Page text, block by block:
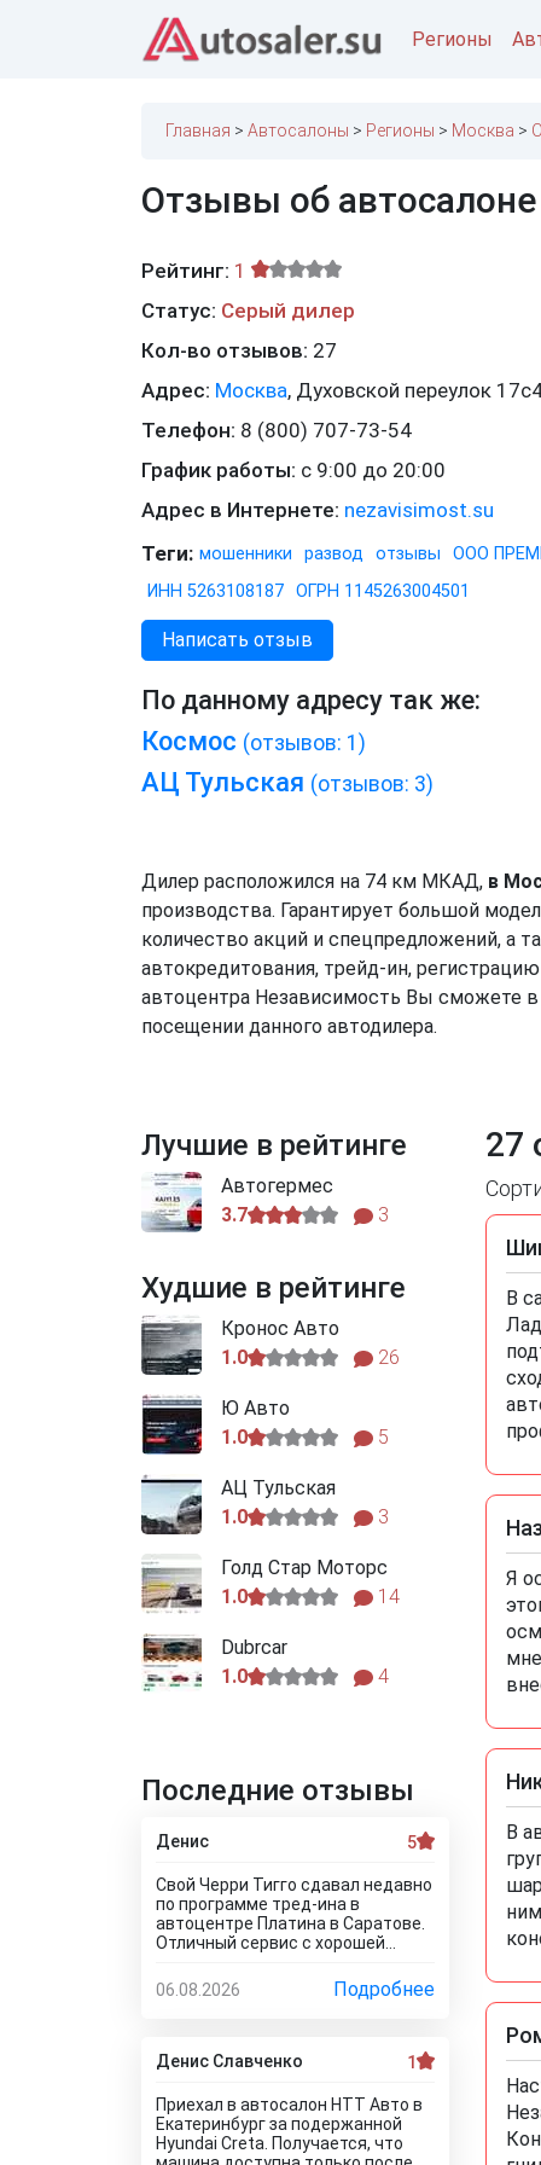
Регионы
Главная Автосалоны Регионы Москва
Отзывы об
Рейтинг: 1
Статус: Серый дилер
Кол-во отзывов: 27
Адрес: Москва, Духовской переулок
Телефон: 8 (800) 707-73-54
График работы: с 9:00 до 20:00
Адрес в Интернете: nezavisimost.su
Теги: мошенники развод отзывы
ООО
ИНН 5263108187 ОГРН 1145263004501
Написать отзыв
По данному адресу так же:
Космос (отзывов: 1)
АЦ Тульская (отзывов: 3)
Дилер расположился на 74 км МКАД, в
производства. Гарантирует большой
количество акций и спецпредложений, а
автокредитования, трейд-ин,
автоцентра Независимость Вы сможете
посещении данного автодилера.
27
В
Я
В
Лучшие в рейтинге
Автогермес
3.7
3
Худшие в рейтинге
Кронос Авто
1.0
26
Ю Авто
1.0
5
АЦ Тульская
1.0
3
Голд Стар Моторс
1.0
14
Dubrcar
1.0
4
Последние отзывы
Денис 5
Свой Черри Тигго сдавал недавно
по программе тред-ина в
автоцентре Платина в Саратове.
Отличный сервис с хорошей
тут специально никто цены не
занижает, все честно и
мне сразу предложили
салоне. Для клиента это важно,
самому возиться не надо.
Сделали все быстро и поставили
нормальную цену. Теперь буду
06.08.2026 Подробнее
Денис Славченко 1
Приехал в автосалон НТТ Авто в
Екатеринбург за подержанной
Hyundai Creta. Получается, что